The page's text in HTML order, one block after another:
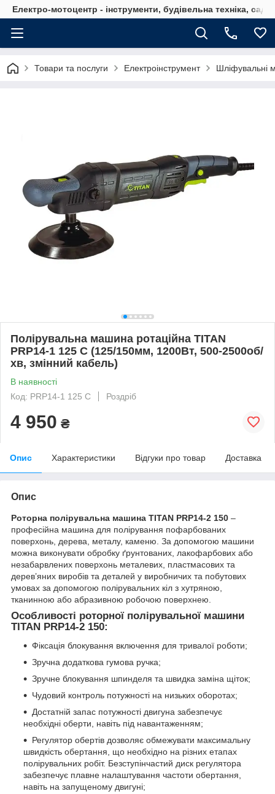
Електро-мотоцентр - інструменти, будівельна техніка,
Товари та послуги Електроінструмент Шліфувальні
Полірувальна машина ротаційна TITAN
PRP14-1 125 C (125/150мм, 1200Вт, 500-2500об/
хв, змінний кабель)
В наявності
Код: PRP14-1 125 C
Роздріб
4 950 ₴
Опис Характеристики Відгуки про товар Доставка
Опис
Роторна полірувальна машина TITAN PRP14-2 150 –
професійна машина для полірування пофарбованих
поверхонь, дерева, металу, каменю. За допомогою машини
можна виконувати обробку ґрунтованих, лакофарбових або
незабарвлених поверхонь металевих, пластмасових та
дерев’яних виробів та деталей у виробничих та побутових
умовах за допомогою полірувальних кіл з хутряною,
тканинною або абразивною робочою поверхнею.
Особливості роторної полірувальної машини
TITAN PRP14-2 150:
Фіксація блокування включення для тривалої роботи;
Зручна додаткова гумова ручка;
Зручне блокування шпинделя та швидка заміна щіток;
Чудовий контроль потужності на низьких оборотах;
Достатній запас потужності двигуна забезпечує
необхідні оберти, навіть під навантаженням;
Регулятор обертів дозволяє обмежувати максимальну
швидкість обертання, що необхідно на різних етапах
полірувальних робіт. Безступінчастий диск регулятора
забезпечує плавне налаштування частоти обертання,
навіть на запущеному двигуні;